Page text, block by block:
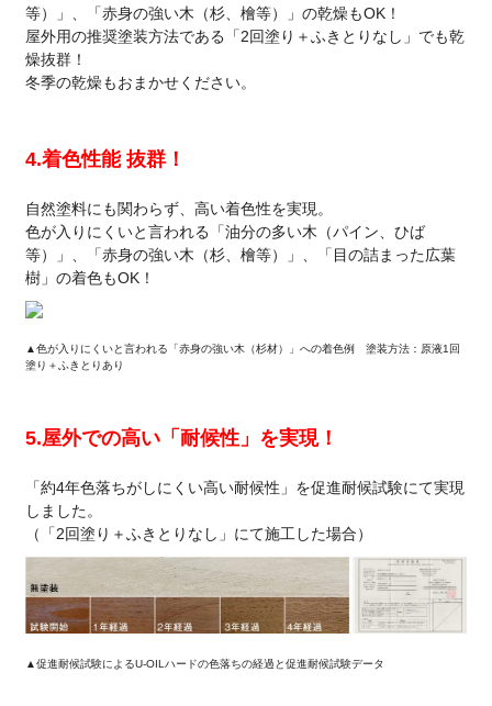
等）」、「赤身の強い木（杉、檜等）」の乾燥もOK！
屋外用の推奨塗装方法である「2回塗り＋ふきとりなし」でも乾
燥抜群！
冬季の乾燥もおまかせください。
4.着色性能 抜群！
自然塗料にも関わらず、高い着色性を実現。
色が入りにくいと言われる「油分の多い木（パイン、ひば
等）」、「赤身の強い木（杉、檜等）」、「目の詰まった広葉
樹」の着色もOK！
▲色が入りにくいと言われる「赤身の強い木（杉材）」への着色例 塗装方法：原液1回
塗り＋ふきとりあり
5.屋外での高い「耐候性」を実現！
「約4年色落ちがしにくい高い耐候性」を促進耐候試験にて実現
しました。
（「2回塗り＋ふきとりなし」にて施工した場合）
▲促進耐候試験によるU-OILハードの色落ちの経過と促進耐候試験データ